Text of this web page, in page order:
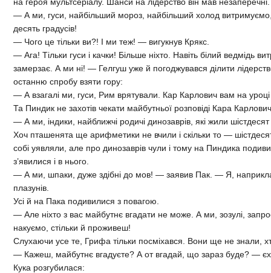
— А ми, гуси, найбільший мороз, найбільший холод
десять градусів!
— Чого це тільки ви?! І ми теж! — вигукнув Крякс.
— Ага! Тільки гуси і качки! Більше ніхто. Навіть білий ведмідь
замерзає. А ми ні! — Гелгуш уже й погоджувався ділити
останню спробу взяти гору:
— А взагалі ми, гуси, Рим врятували. Кар Карлович вам на уроці
Та Пиндик не захотів чекати майбутньої розповіді Кара
— А ми, індики, найближчі родичі динозаврів, які жили шістдесят
Хоч пташенята ще арифметики не вчили і скільки то — шістдесят
собі уявляли, але про динозаврів чули і тому на Пиндика
з’явилися і в нього.
— А ми, шпаки, дуже здібні до мов! — заявив Пак. — Я,
плазунів.
Усі й на Пака подивилися з повагою.
— Але ніхто з вас майбутнє вгадати не може. А ми, зозулі,
накуємо, стільки й проживеш!
Слухаючи усе те, Грифа тільки посміхався. Вони ще не знали,
— Кажеш, майбутнє вгадуєте? А от вгадай, що зараз буде? —
Кука розгубилася: